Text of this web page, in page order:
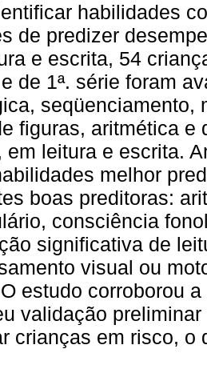
habilidades
de predizer
e escrita, 54
de 1ª. série foram
seqüenciamento,
figuras, aritmética e
em leitura e escrita.
melhor
boas preditoras:
consciência
significativa de
visual ou
estudo corroborou
validação
crianças em risco, o